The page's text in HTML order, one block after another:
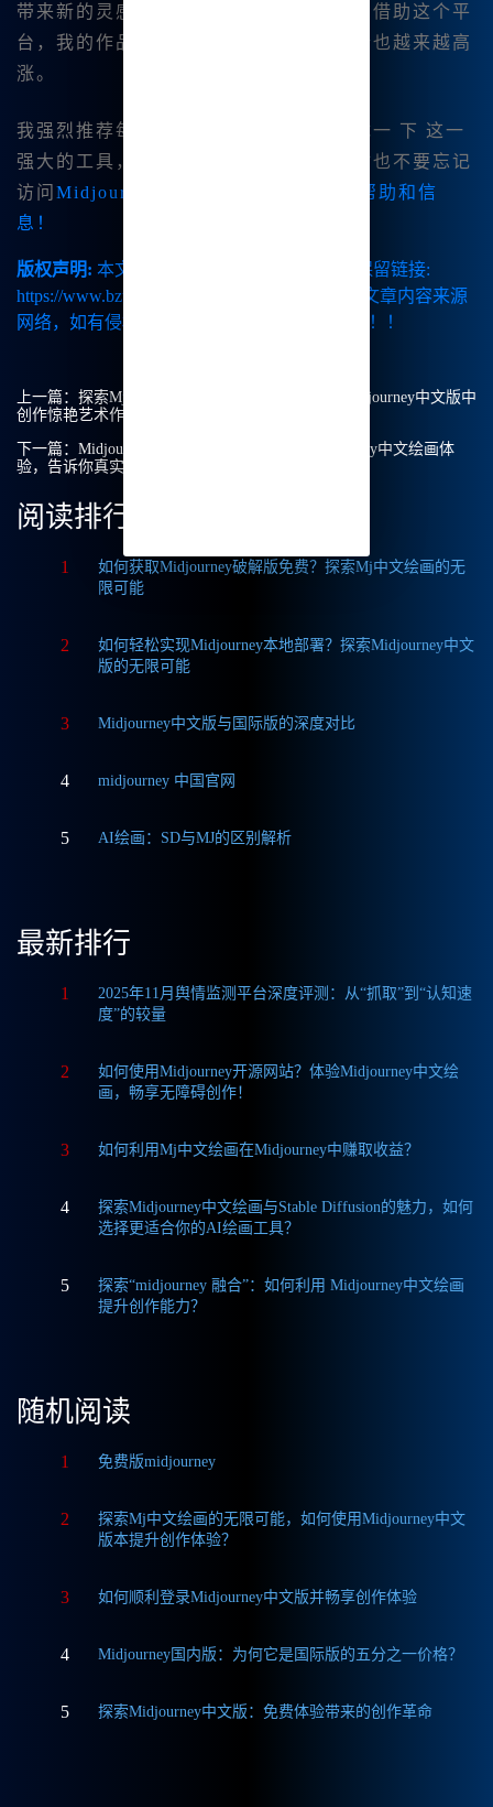
带来新的灵感与可能性。在日常创作中，借助这个平
台，我的作品质量不断提高，创作🔥热情也越来越高
涨。
我强烈推荐每一个热爱绘画的人都去尝试一 下 这一
强大的工具，尽情享受创作的乐趣，同时也不要忘记
访问 Midjourney中文版</a>获取更多帮助和信
息！
版权声明: 本文由【B族智能】原创，转载请保留链接:
https://www.bzu.cn/news/show/9360.html，部分文章内容来源
网络，如有侵权请联系我们删除处理。谢谢！！！
上一篇： 探索Mj中文绘画的无尽可能：我如何在Midjourney中文版中
创作惊艳艺术作品
下一篇： Midjourney绘画是免费的吗？我用Midjourney中文绘画体
验，告诉你真实答案！
阅读排行
1
如何获取Midjourney破解版免费？探索Mj中文绘画的无
限可能
2
如何轻松实现Midjourney本地部署？探索Midjourney中文
版的无限可能
3 Midjourney中文版与国际版的深度对比
4 midjourney 中国官网
5 AI绘画：SD与MJ的区别解析
最新排行
1
2025年11月舆情监测平台深度评测：从“抓取”到“认知速
度”的较量
2
如何使用Midjourney开源网站？体验Midjourney中文绘
画，畅享无障碍创作！
3 如何利用Mj中文绘画在Midjourney中赚取收益？
4
探索Midjourney中文绘画与Stable Diffusion的魅力，如何
选择更适合你的AI绘画工具？
5
探索“midjourney 融合”：如何利用 Midjourney中文绘画
提升创作能力？
随机阅读
1 免费版midjourney
2
探索Mj中文绘画的无限可能，如何使用Midjourney中文
版本提升创作体验？
3 如何顺利登录Midjourney中文版并畅享创作体验
4 Midjourney国内版：为何它是国际版的五分之一价格？
5 探索Midjourney中文版：免费体验带来的创作革命